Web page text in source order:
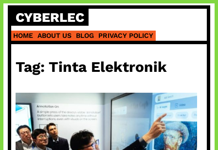
Skip
content
CYBERLEC
HOME ABOUT US BLOG PRIVACY POLICY
Tag: Tinta Elektronik